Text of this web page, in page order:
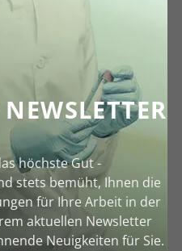
höchste Gut -
stets bemüht, Ihnen die
für Ihre Arbeit in der
aktuellen Newsletter
Neuigkeiten für Sie.